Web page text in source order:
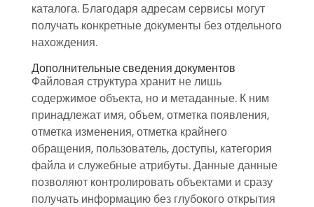
каталога. Благодаря адресам сервисы могут
получать конкретные документы без отдельного
нахождения.
Дополнительные сведения документов
Файловая структура хранит не лишь
содержимое объекта, но и метаданные. К ним
принадлежат имя, объем, отметка появления,
отметка изменения, отметка крайнего
обращения, пользователь, доступы, категория
файла и служебные атрибуты. Данные данные
позволяют контролировать объектами и сразу
получать информацию без глубокого открытия